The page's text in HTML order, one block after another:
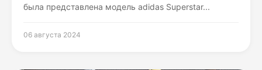
была представлена модель adidas Superstar...
06 августа 2024